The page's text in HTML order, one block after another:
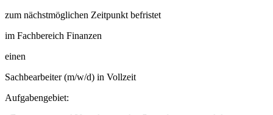
zum nächstmöglichen Zeitpunkt befristet
im Fachbereich Finanzen
einen
Sachbearbeiter (m/w/d) in Vollzeit
Aufgabengebiet: